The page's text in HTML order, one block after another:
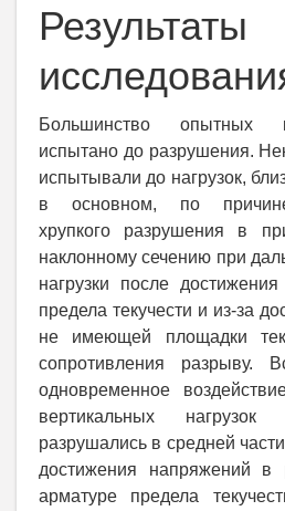
Результаты
Большинство опытных
испытано до разрушения.
испытывали до нагрузок,
в основном, по
хрупкого разрушения в
наклонному сечению при
нагрузки после
предела текучести и из-за
не имеющей площадки
сопротивления разрыву.
одновременное
вертикальных
разрушались в средней
достижения напряжений в
арматуре предела